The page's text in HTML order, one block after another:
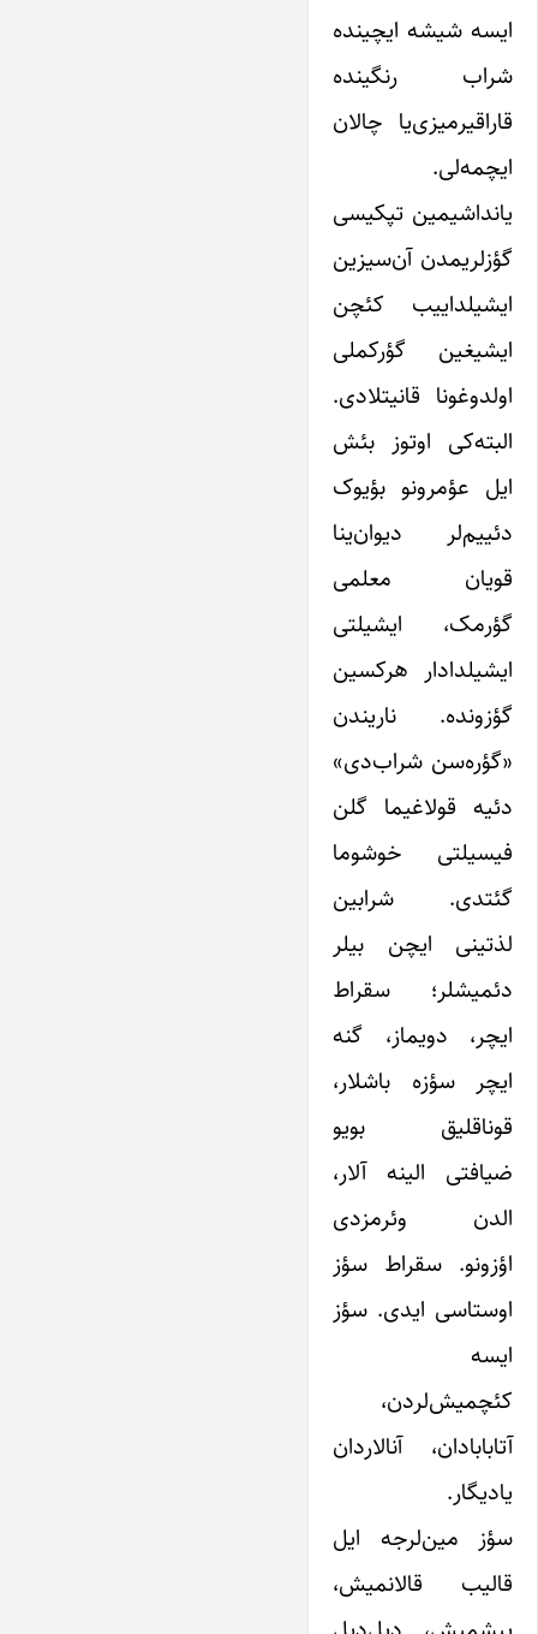
ایسه شیشه ایچینده
شراب رنگینده
قاراقیرمیزی‌یا چالان
ایچمه‌لی.
یانداشیمین تپکیسی
گؤزلریمدن آن‌سیزین
ایشیلداییب کئچن
ایشیغین گؤرکملی
اولدوغونا قانیتلادی.
البته‌‎کی اوتوز بئش
ایل عؤمرونو بؤیوک
دئییم‎‌لر دیوان‌ینا
قویان معلمی
گؤرمک، ایشیلتی
ایشیلدادار هرکسین
گؤزونده. ناریندن
«گؤره‌سن شراب‌دی»
دئیه قولاغیما گلن
فیسیلتی خوشوما
گئتدی. شرابین
لذتینی ایچن بیلر
دئمیشلر؛ سقراط
ایچر، دویماز، گنه
ایچر سؤزه باشلار،
قوناقلیق بویو
ضیافتی الینه آلار،
الدن وئرمزدی
اؤزونو. سقراط سؤز
اوستاسی ایدی. سؤز
ایسه
کئچمیش‌لردن،
آتابابادان، آنالاردان
یادیگار.
سؤز مین‌لرجه ایل
قالیب قالانمیش،